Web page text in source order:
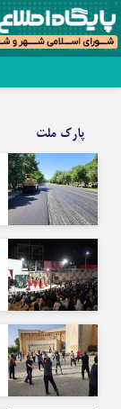
سروش
ایتا
آپارات
اپلیکیشن
رمز عبور
پارک ملت